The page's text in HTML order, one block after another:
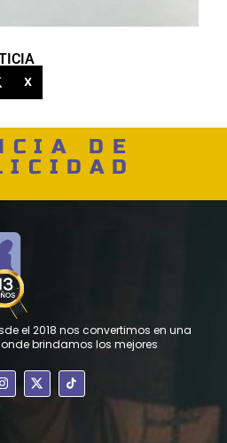
X
DE
el 2018 nos convertimos en una
brindamos los mejores
I
n
s
X
-
t